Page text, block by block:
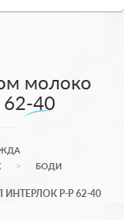
молоко
62-40
БОДИ
Р-Р 62-40